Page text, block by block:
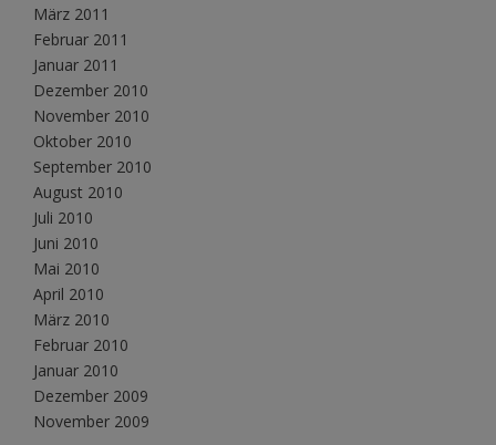
März 2011
Februar 2011
Januar 2011
Dezember 2010
November 2010
Oktober 2010
September 2010
August 2010
Juli 2010
Juni 2010
Mai 2010
April 2010
März 2010
Februar 2010
Januar 2010
Dezember 2009
November 2009